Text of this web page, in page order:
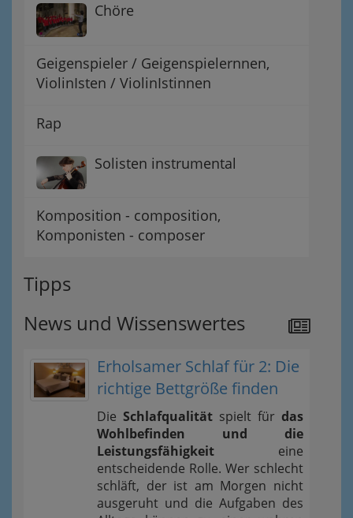
Chöre
Geigenspieler / Geigenspielernnen,
ViolinIsten / ViolinIstinnen
Rap
Solisten instrumental
Komposition - composition,
Komponisten - composer
Tipps
News und Wissenswertes
Erholsamer Schlaf für 2: Die
richtige Bettgröße finden
Die Schlafqualität spielt für das
Wohlbefinden und die
Leistungsfähigkeit eine
entscheidende Rolle. Wer schlecht
schläft, der ist am Morgen nicht
ausgeruht und die Aufgaben des